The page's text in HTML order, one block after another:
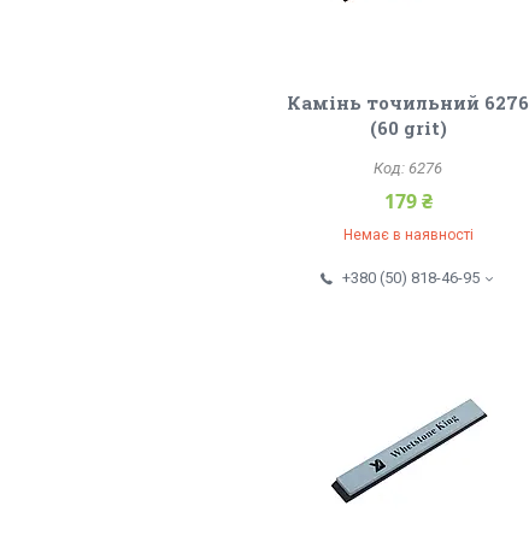
Камінь точильний 6276
(60 grit)
6276
179 ₴
Немає в наявності
+380 (50) 818-46-95